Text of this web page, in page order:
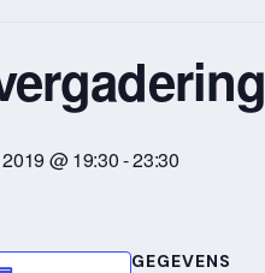
@ 19:30-23:30
GEGEVENS